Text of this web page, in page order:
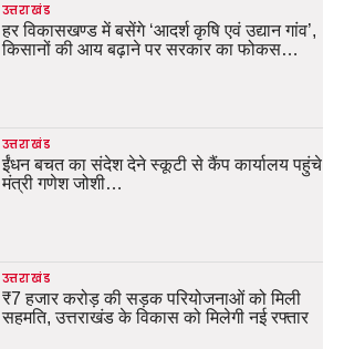
उत्तराखंड
हर विकासखण्ड में बसेंगे ‘आदर्श कृषि एवं उद्यान गांव’,
किसानों की आय बढ़ाने पर सरकार का फोकस…
उत्तराखंड
ईंधन बचत का संदेश देने स्कूटी से कैंप कार्यालय पहुंचे
मंत्री गणेश जोशी…
उत्तराखंड
₹7 हजार करोड़ की सड़क परियोजनाओं को मिली
सहमति, उत्तराखंड के विकास को मिलेगी नई रफ्तार